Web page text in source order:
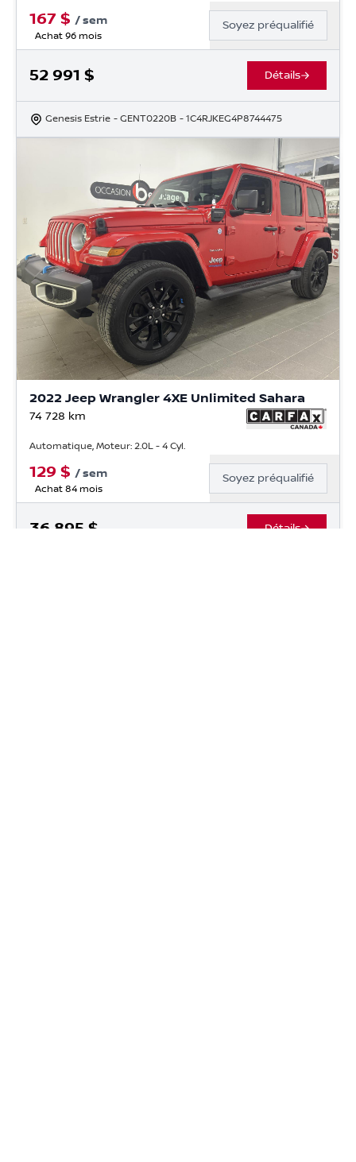
167 $ /sem
Achat 96 mois
Soyez préqualifié
52 991 $ Détails
Genesis Estrie - GENT0220B - 1C4RJKEG4P8744475
2022 Jeep Wrangler 4XE Unlimited Sahara
74 728 km
Automatique, Moteur: 2.0L - 4 Cyl.
129 $ /sem
Achat 84 mois
Soyez préqualifié
36 895 $ Détails